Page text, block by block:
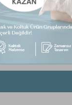
diğer konularda